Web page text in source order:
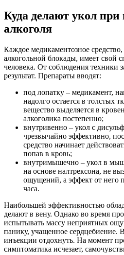
Куда делают укол при
алкоголя
Каждое медикаментозное
алкогольной блокады, имеет свой
человека. От соблюдения техники
результат. Препараты вводят:
под лопатку – медикамент,
надолго остается в толстых
вещество выделяется в
алкоголика постепенно;
внутривенно – укол с
чрезвычайно эффективно,
средство начинает
попав в кровь;
внутримышечно – укол в
на основе налтрексона, не
ощущений, а эффект от него
часа.
Наибольшей эффективностью
делают в вену. Однако во время
испытывать массу неприятных
панику, учащенное сердцебиение.
инъекции отдохнуть. На момент
симптоматика исчезает,